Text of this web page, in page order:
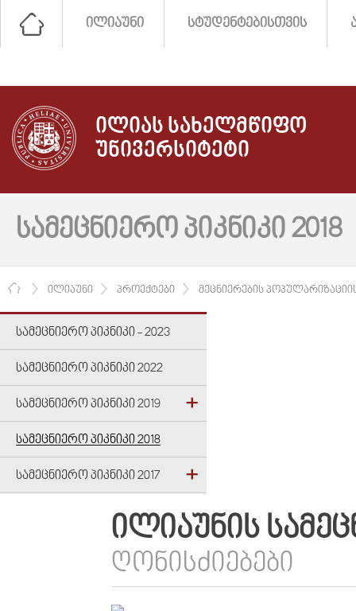
ᲘᲚᲘᲐᲣᲜᲘ ᲡᲢᲣᲓᲔᲜᲢᲔᲑᲘᲡᲗᲕᲘᲡ
ᲘᲚᲘᲐᲡ ᲡᲐᲮᲔᲚᲛᲬᲘᲤᲝ
ᲣᲜᲘᲕᲔᲠᲡᲘᲢᲔᲢᲘ
ᲡᲐᲛᲔᲪᲜᲘᲔᲠᲝ ᲞᲘᲙᲜᲘᲙᲘ 2018
ᲛᲗᲐᲕᲐᲠᲘ
ᲘᲚᲘᲐᲣᲜᲘ ᲞᲠᲝᲔᲥᲢᲔᲑᲘ ᲛᲔᲪᲜᲘᲔᲠᲔᲑᲘᲡ
ᲡᲐᲛᲔᲪᲜᲘᲔᲠᲝ ᲞᲘᲙᲜᲘᲙᲘ - 2023
ᲡᲐᲛᲔᲪᲜᲘᲔᲠᲝ ᲞᲘᲙᲜᲘᲙᲘ 2022
ᲡᲐᲛᲔᲪᲜᲘᲔᲠᲝ ᲞᲘᲙᲜᲘᲙᲘ 2019
ᲡᲐᲛᲔᲪᲜᲘᲔᲠᲝ ᲞᲘᲙᲜᲘᲙᲘ 2018
ᲡᲐᲛᲔᲪᲜᲘᲔᲠᲝ ᲞᲘᲙᲜᲘᲙᲘ 2017
ᲘᲚᲘᲐᲣᲜᲘᲡ
ᲦᲝᲜᲘᲡᲫᲘᲔᲑᲔᲑᲘ